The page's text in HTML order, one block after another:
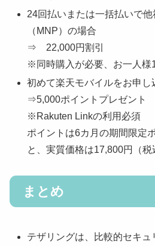
24回払いまたは一括払いで他
（MNP）の場合
⇒ 22,000円割引
※同時購入が必要、お一人様
初めて楽天モバイルをお申し
⇒5,000ポイントプレゼン ト
※Rakuten Linkの利用必須
ポイントは6カ月の期間限定
と、実質価格は17,800円（税
まとめ
テザリングは、比較的セキ